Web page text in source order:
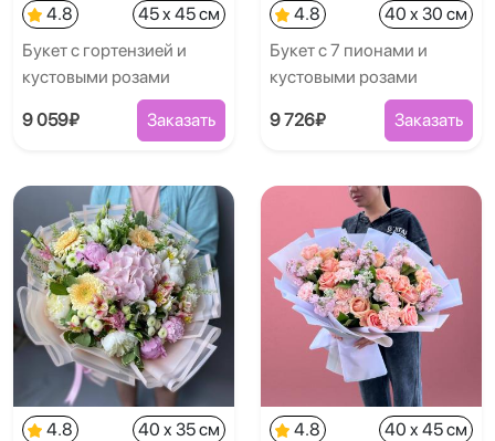
4.8
45 x 45 см
Букет с гортензией и
кустовыми розами
9 059₽ Заказать
4.8
40 x 30 см
Букет с 7 пионами и
кустовыми розами
9 726₽ Заказать
4.8
40 x 35 см
4.8
40 x 45 см